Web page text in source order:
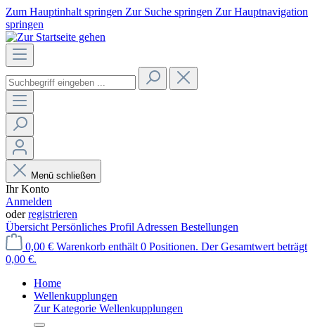
Zum Hauptinhalt springen Zur Suche springen Zur Hauptnavigation
springen
Menü schließen
Ihr Konto
Anmelden
oderregistrieren
Übersicht Persönliches Profil Adressen Bestellungen
0,00 € Warenkorb enthält 0 Positionen. Der Gesamtwert beträgt
0,00 €.
Home
Wellenkupplungen
Zur Kategorie Wellenkupplungen